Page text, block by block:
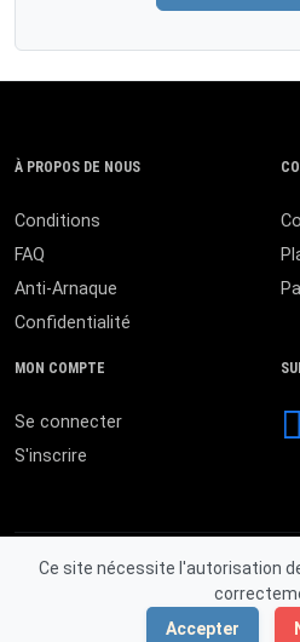
Ce site nécessite l'autorisation
Accepter
À PROPOS DE NOUS
Conditions
FAQ
Anti-Arnaque
Confidentialité
MON COMPTE
Se connecter
S'inscrire
© 2026 MALI ANNONCES.